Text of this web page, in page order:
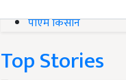
पीएम किसान
Top Stories